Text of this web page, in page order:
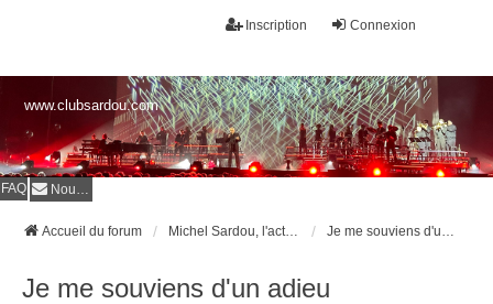
Connexion
Inscription
www.clubsardou.com
FAQ Nous contacter
Accueil du forum Michel Sardou, l'actualité Je me souviens d'un adieu
Je me souviens d'un adieu